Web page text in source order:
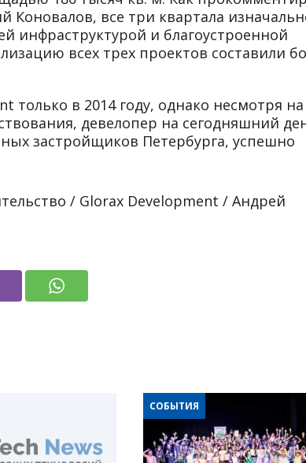
все три квартала
инфраструктурой и благоустроенной
всех трех проектов составили
только в 2014 году, однако несмотря на
девелопер на сегодняшний
застройщиков Петербурга, успешно
/ Glorax Development / Андрей
СОБЫТИЯ